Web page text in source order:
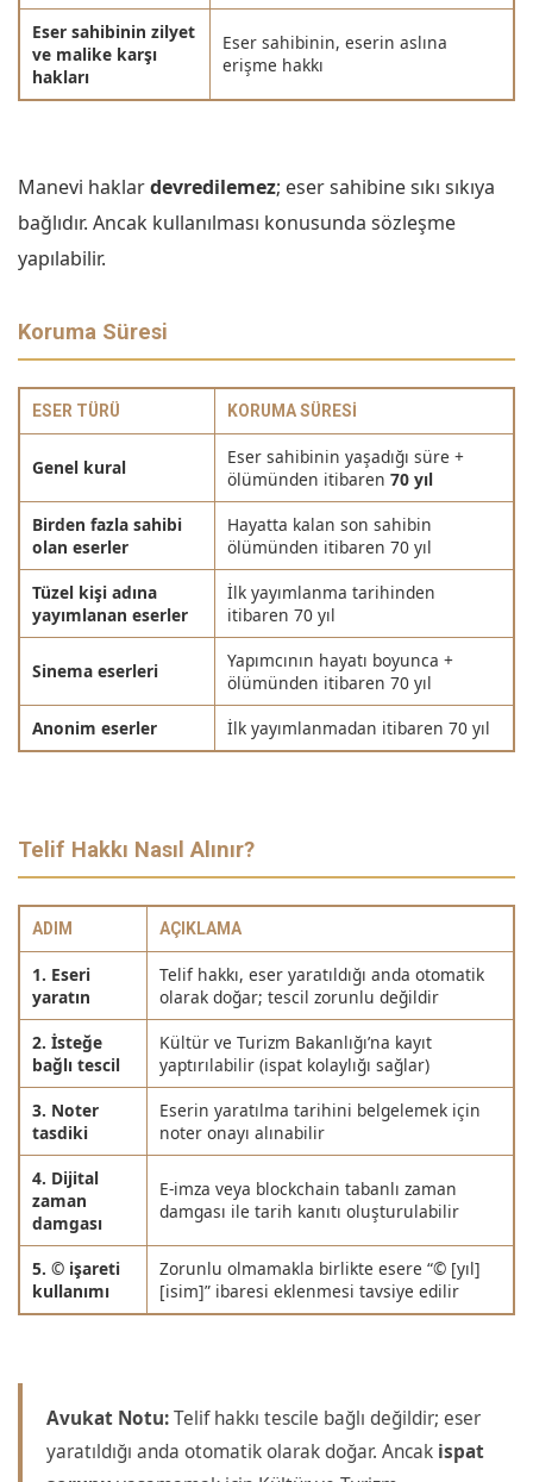
Eser sahibinin zilyet
ve malike karşı
hakları
Eser sahibinin, eserin aslına
erişme hakkı
Manevi haklardevredilemez; eser sahibine sıkı sıkıya
bağlıdır. Ancak kullanılması konusunda sözleşme
yapılabilir.
Koruma Süresi
ESER TÜRÜ KORUMA SÜRESI
Genel kural
Eser sahibinin yaşadığı süre +
ölümünden itibaren 70 yıl
Birden fazla sahibi
olan eserler
Hayatta kalan son sahibin
ölümünden itibaren 70 yıl
Tüzel kişi adına
yayımlanan eserler
İlk yayımlanma tarihinden
itibaren 70 yıl
Sinema eserleri
Yapımcının hayatı boyunca +
ölümünden itibaren 70 yıl
Anonim eserler
İlk yayımlanmadan itibaren 70 yıl
Telif Hakkı Nasıl Alınır?
ADIM AÇIKLAMA
1. Eseri
yaratın
Telif hakkı, eser yaratıldığı anda otomatik
olarak doğar; tescil zorunlu değildir
2. İsteğe
bağlı tescil
Kültür ve Turizm Bakanlığı’na kayıt
yaptırılabilir (ispat kolaylığı sağlar)
3. Noter
tasdiki
Eserin yaratılma tarihini belgelemek için
noter onayı alınabilir
4. Dijital
zaman
damgası
E-imza veya blockchain tabanlı zaman
damgası ile tarih kanıtı oluşturulabilir
5. © işareti
kullanımı
Zorunlu olmamakla birlikte esere “© [yıl]
[isim]” ibaresi eklenmesi tavsiye edilir
Avukat Notu:Telif hakkı tescile bağlı değildir; eser
yaratıldığı anda otomatik olarak doğar. Ancak ispat